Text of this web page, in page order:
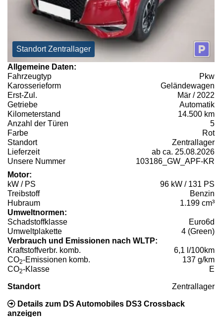
Standort Zentrallager
Allgemeine Daten:
Fahrzeugtyp
Pkw
Karosserieform
Geländewagen
Erst-Zul.
Mär / 2022
Getriebe
Automatik
Kilometerstand
14.500 km
Anzahl der Türen
5
Farbe
Rot
Standort
Zentrallager
Lieferzeit
ab ca. 25.08.2026
Unsere Nummer
103186_GW_APF-KR
Motor:
kW / PS
96 kW / 131 PS
Treibstoff
Benzin
Hubraum
1.199 cm³
Umweltnormen:
Schadstoffklasse
Euro6d
Umweltplakette
4 (Green)
Verbrauch und Emissionen nach WLTP:
Kraftstoffverbr. komb.
6,1 l/100km
CO2-Emissionen komb.
137 g/km
CO2-Klasse E
Standort Zentrallager
Details zum DS Automobiles DS3 Crossback
anzeigen